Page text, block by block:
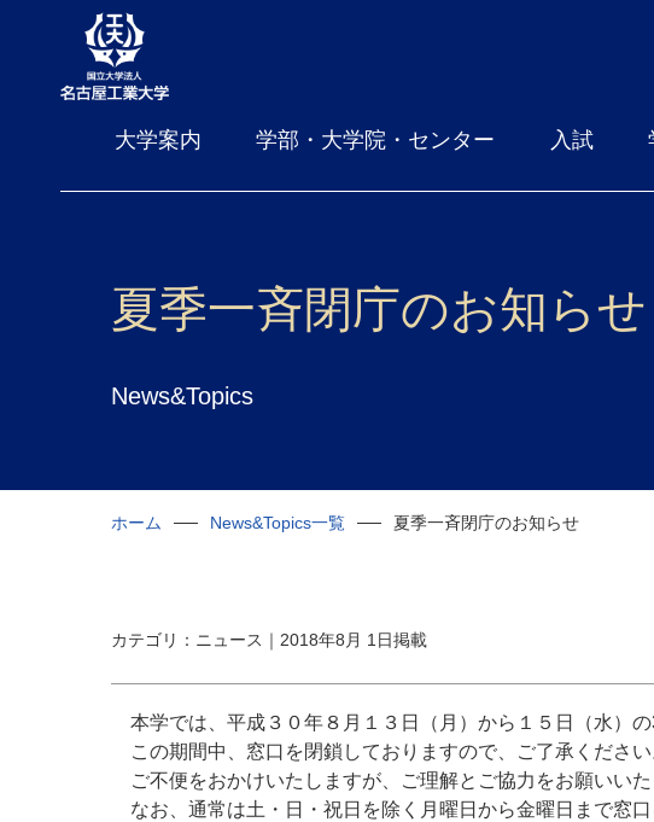
大学案内 学部・大学院・センター 入試
夏季一斉閉庁のお知らせ
News&Topics
ホーム News&Topics一覧 夏季一斉閉庁のお知らせ
カテゴリ：ニュース｜2018年8月 1日掲載
本学では、平成３０年８月１３日（月）から１５日（水）
この期間中、窓口を閉鎖しておりますので、ご了承ください
ご不便をおかけいたしますが、ご理解とご協力をお願いいた
なお、通常は土・日・祝日を除く月曜日から金曜日まで窓口